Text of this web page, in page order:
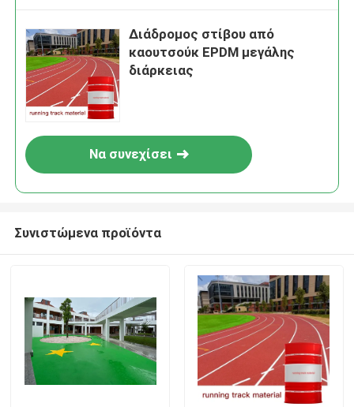
Διάδρομος στίβου από
καουτσούκ EPDM μεγάλης
διάρκειας
Να συνεχίσει
Συνιστώμενα προϊόντα